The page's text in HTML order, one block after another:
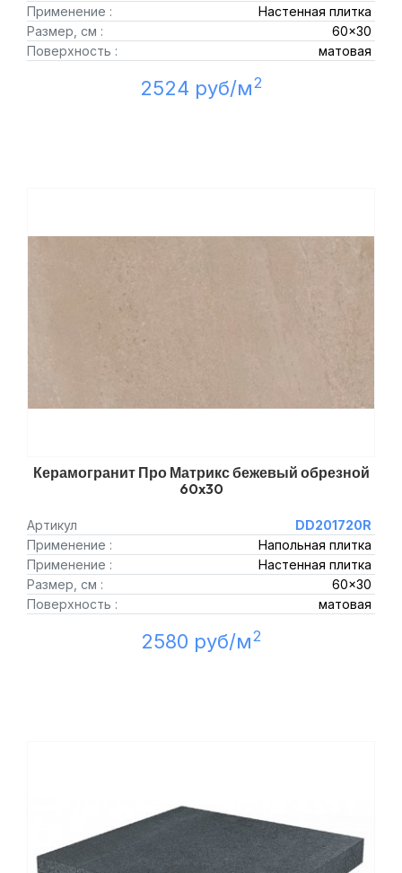
Применение :
Настенная плитка
Размер, см :
60x30
Поверхность :
матовая
2524 руб/м2
Керамогранит Про Матрикс бежевый обрезной
60x30
Артикул
DD201720R
Применение :
Напольная плитка
Применение :
Настенная плитка
Размер, см :
60x30
Поверхность :
матовая
2580 руб/м2